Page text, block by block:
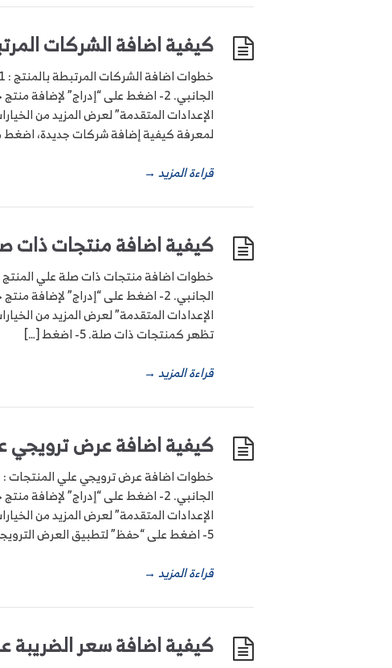
كيفية اضافة الشركات
الإعدادات المتقدمة” لعرض المزيد من الخيارات. 4- قم بإدخال الشركات التابعة لهذا
لمعرفة كيفية إضافة شركات جديدة، اضغط هنا
قراءة المزيد →
كيفية اضافة منتجات ذات
تظهر كمنتجات ذات صلة. 5- اضغط […]
قراءة المزيد →
كيفية اضافة عرض ترويجي
5- اضغط على “حفظ” لتطبيق العرض الترويجي […]
قراءة المزيد →
كيفية اضافة سعر الضريبة